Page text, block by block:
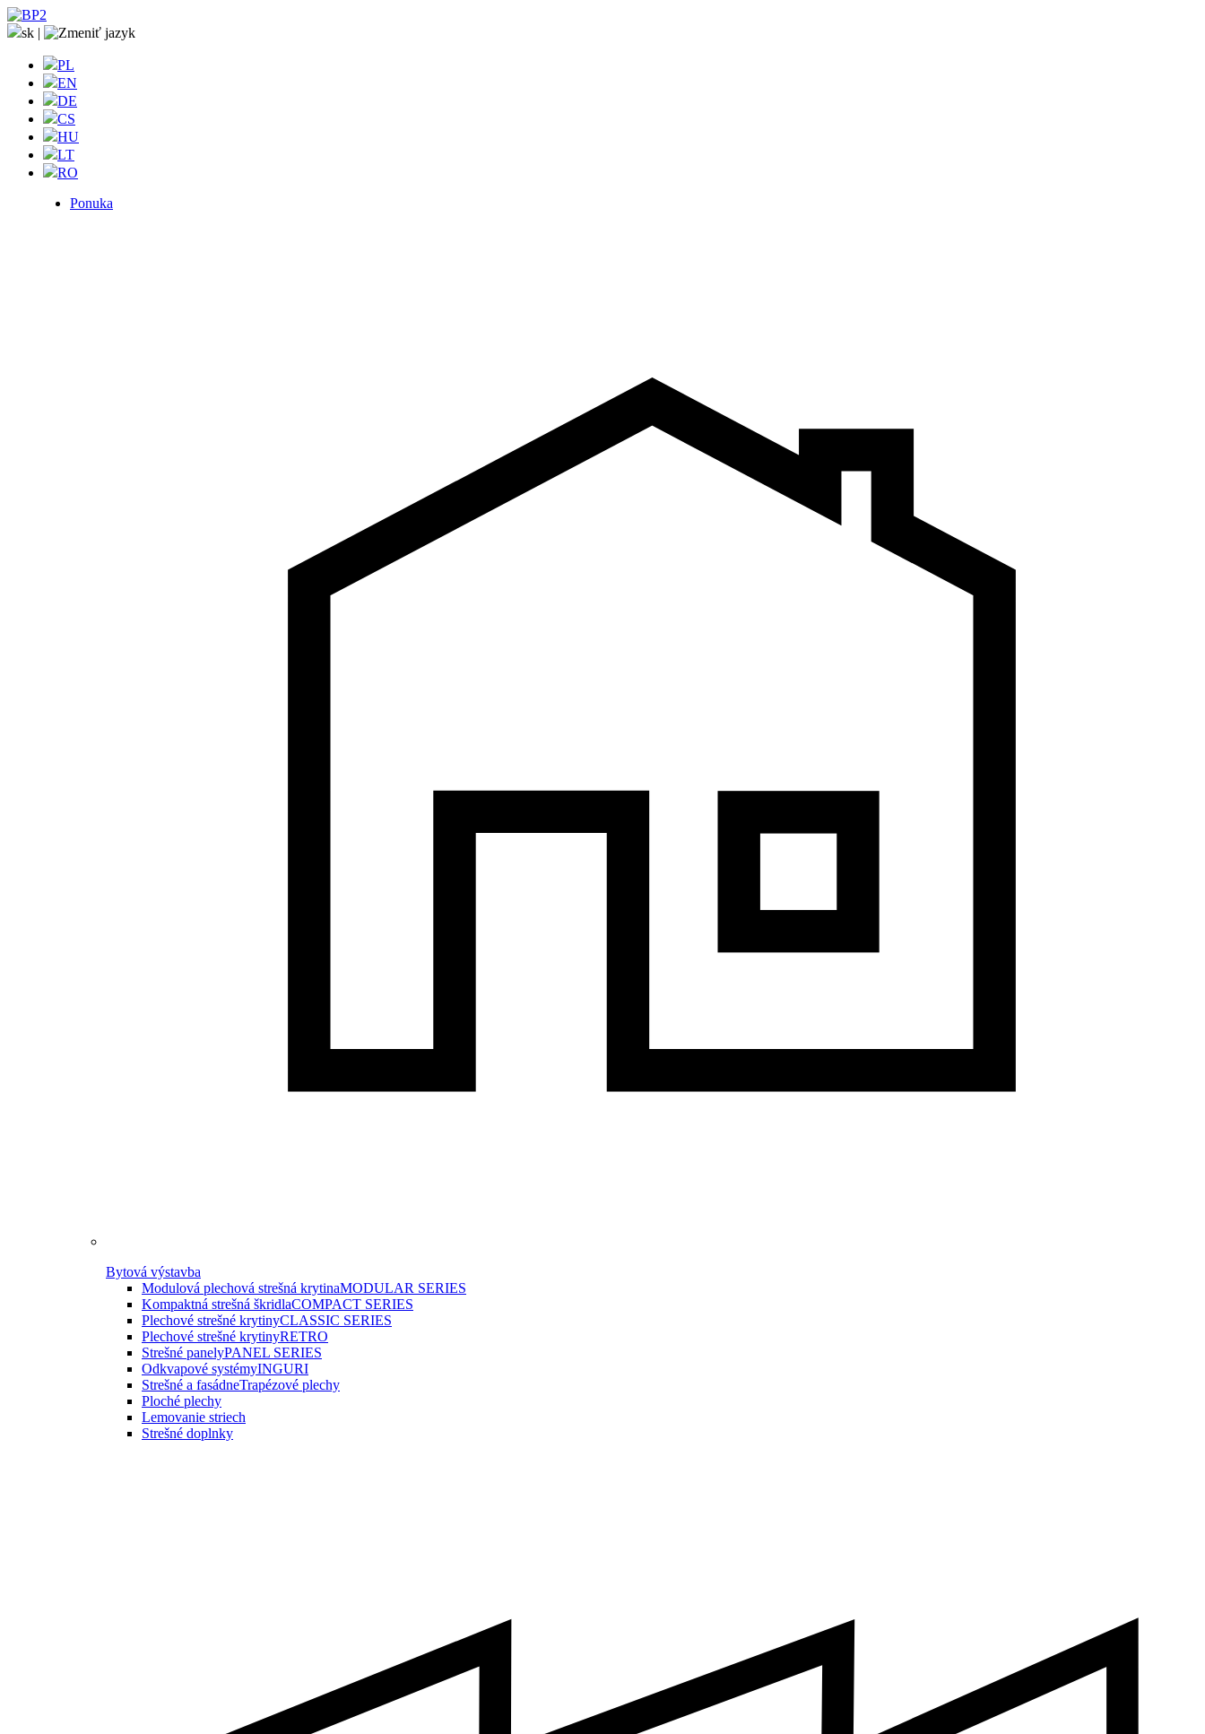
sk |
PL
EN
DE
CS
HU
LT
RO
Ponuka
Bytová výstavba
Modulová plechová strešná krytinaMODULAR SERIES
Kompaktná strešná škridlaCOMPACT SERIES
Plechové strešné krytinyCLASSIC SERIES
Plechové strešné krytinyRETRO
Strešné panelyPANEL SERIES
Odkvapové systémyINGURI
Strešné a fasádneTrapézové plechy
Ploché plechy
Lemovanie striech
Strešné doplnky